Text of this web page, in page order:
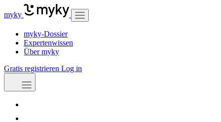
myky
myky-Dossier
Expertenwissen
Über myky
Gratis registrieren Log in